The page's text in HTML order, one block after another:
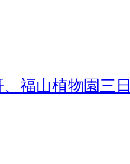
福山植物園三日